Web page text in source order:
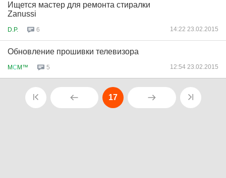
Ищется мастер для ремонта стиралки
Zanussi
D.P. 6 14:22 23.02.2015
Обновление прошивки телевизора
MСM™ 5 12:54 23.02.2015
17